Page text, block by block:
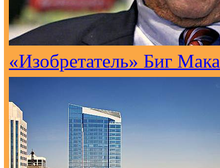
«Изобретатель» Биг